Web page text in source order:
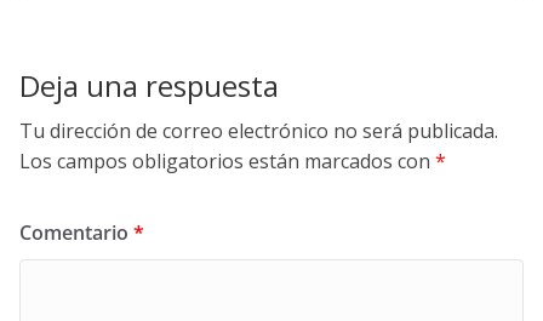
Deja una respuesta
Tu dirección de correo electrónico no será publicada.
Los campos obligatorios están marcados con *
Comentario *